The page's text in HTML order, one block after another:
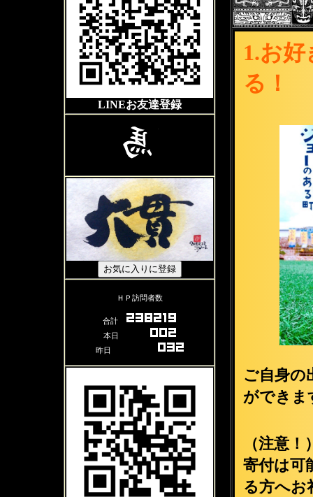
1.お
る！
ご自身の
ができま
（注意
寄付は可
る方へお
LINEお友達登録
ＨＰ訪問者数
合計
本日
昨日